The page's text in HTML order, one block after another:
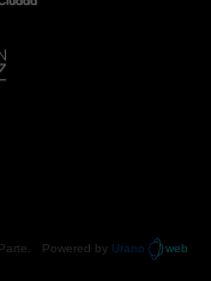
. Powered by Urano web